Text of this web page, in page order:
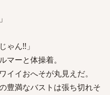
ゃん!!」
マーと体操着。
イイおへそが丸見えだ。
豊満なバストは張ち切れそ